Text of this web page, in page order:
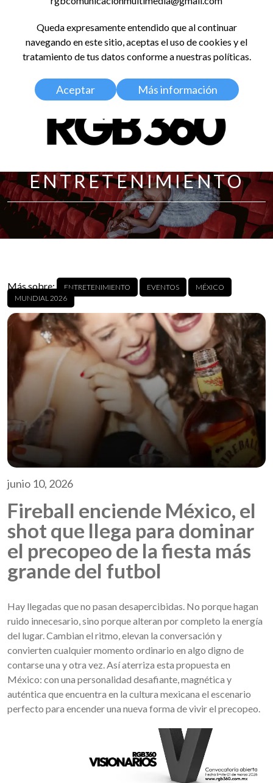
LinkedIn
RED GLOBAL
BALDOSA 360
ENTRETENIMIENTO
Más sobre: ENTRETENIMIENTO EVENTOS
MÉXICO
MUNDIAL 2026
junio 10, 2026
Fireball enciende México, el
shot que llega para dominar
el precopeo de la fiesta más
grande del futbol
Hay llegadas que no pasan desapercibidas. No porque hagan
ruido innecesario, sino porque alteran por completo la energía
del lugar. Cambian el ritmo, elevan la conversación y
convierten cualquier momento ordinario en algo digno de
contarse una y otra vez. Así aterriza esta propuesta en
México: con una personalidad desafiante, magnética y
auténtica que encuentra en la cultura mexicana el escenario
perfecto para encender una nueva forma de vivir el precopeo.
Queda expresamente entendido que al continuar
navegando en este sitio, aceptas el uso de cookies y el
tratamiento de tus datos conforme a nuestras políticas.
Aceptar Más información